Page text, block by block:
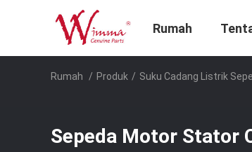
Rumah
Rumah / Produk / Suku Cadang Listrik
Sepeda Motor Stator